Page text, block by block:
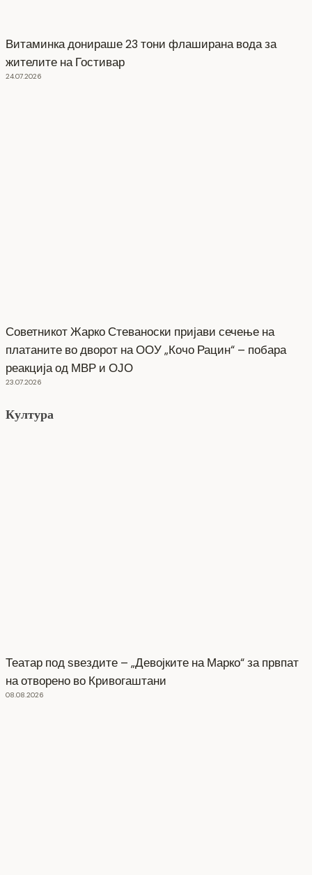
Витаминка донираше 23 тони флаширана вода за
жителите на Гостивар
24.07.2026
Советникот Жарко Стеваноски пријави сечење на
платаните во дворот на ООУ „Кочо Рацин“ – побара
реакција од МВР и ОЈО
23.07.2026
Култура
Театар под ѕвездите – „Девојките на Марко“ за првпат
на отворено во Кривогаштани
08.08.2026